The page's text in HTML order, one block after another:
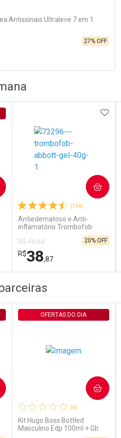
Antissinais Ultraleve 7 em 1
27% OFF
FECHAR
FECHAR
(154)
Antiedematoso e Anti-
inflamatório Trombofob
R$ 48,68
R$38,87
20% OFF
COMPRAR
Comprar sem Desconto
Por R$ 38,87/cada
Por Menos
Comprar sem Desconto
Por R$ 38,87/cada
(0)
Kit Hugo Boss Bottled
Masculino Edp 100ml + Gb
OFERTAS DO DIA
COMPRAR